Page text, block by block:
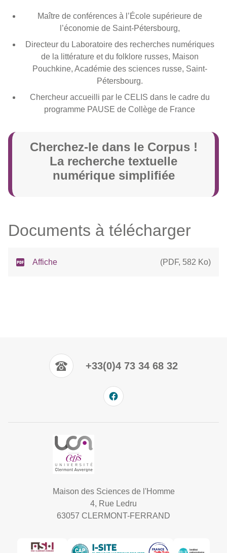
Maître de conférences à l’École supérieure de
l’économie de Saint-Pétersbourg,
Directeur du Laboratoire des recherches numériques
de la littérature et du folklore russes, Maison
Pouchkine, Académie des sciences russe, Saint-
Pétersbourg.
Chercheur accueilli par le CELIS dans le cadre du
programme PAUSE de Collège de France
Cherchez-le dans le Corpus !
La recherche textuelle
numérique simplifiée
Documents à télécharger
Affiche (PDF, 582 Ko)
+33(0)4 73 34 68 32
Maison des Sciences de l'Homme
4, Rue Ledru
63057 CLERMONT-FERRAND